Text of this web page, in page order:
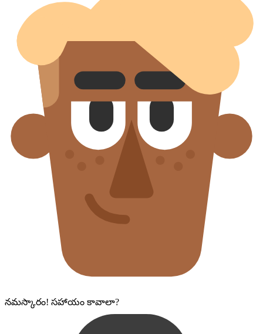
నమస్కారం! సహాయం కావాలా?